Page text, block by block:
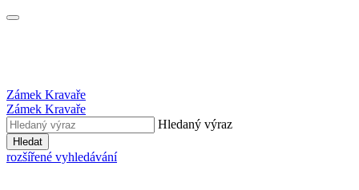
Zámek Kravaře
Zámek Kravaře
Hledaný výraz
Hledat
rozšířené vyhledávání